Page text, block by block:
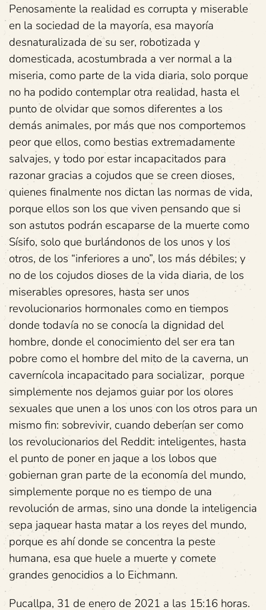
Penosamente la realidad es corrupta y miserable
en la sociedad de la mayoría, esa mayoría
desnaturalizada de su ser, robotizada y
domesticada, acostumbrada a ver normal a la
miseria, como parte de la vida diaria, solo porque
no ha podido contemplar otra realidad, hasta el
punto de olvidar que somos diferentes a los
demás animales, por más que nos comportemos
peor que ellos, como bestias extremadamente
salvajes, y todo por estar incapacitados para
razonar gracias a cojudos que se creen dioses,
quienes finalmente nos dictan las normas de vida,
porque ellos son los que viven pensando que si
son astutos podrán escaparse de la muerte como
Sísifo, solo que burlándonos de los unos y los
otros, de los “inferiores a uno”, los más débiles; y
no de los cojudos dioses de la vida diaria, de los
miserables opresores, hasta ser unos
revolucionarios hormonales como en tiempos
donde todavía no se conocía la dignidad del
hombre, donde el conocimiento del ser era tan
pobre como el hombre del mito de la caverna, un
cavernícola incapacitado para socializar, porque
simplemente nos dejamos guiar por los olores
sexuales que unen a los unos con los otros para un
mismo fin: sobrevivir, cuando deberían ser como
los revolucionarios del Reddit: inteligentes, hasta
el punto de poner en jaque a los lobos que
gobiernan gran parte de la economía del mundo,
simplemente porque no es tiempo de una
revolución de armas, sino una donde la inteligencia
sepa jaquear hasta matar a los reyes del mundo,
porque es ahí donde se concentra la peste
humana, esa que huele a muerte y comete
grandes genocidios a lo Eichmann.
Pucallpa, 31 de enero de 2021 a las 15:16 horas.